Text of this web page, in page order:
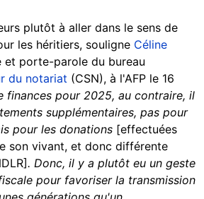
plutôt à aller dans le sens de
les héritiers, souligne Céline
et porte-parole du bureau
du notariat (CSN), à l'AFP le 16
finances pour 2025, au contraire, il
supplémentaires, pas pour
pour les donations [effectuées
son vivant, et donc différente
. Donc, il y a plutôt eu un geste
pour favoriser la transmission